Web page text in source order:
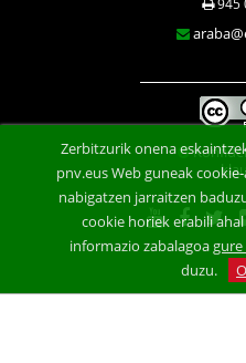
945
Zerbitzurik onena
pnv.eus Web guneak
nabigatzen jarraitzen
cookie horiek erabili
informazio zabalagoagure
duzu.